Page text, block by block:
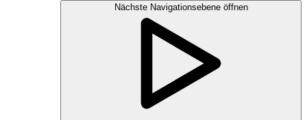
Nächste Navigationsebene öffnen